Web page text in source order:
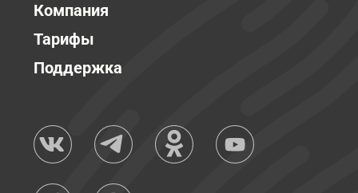
Компания
Тарифы
Поддержка